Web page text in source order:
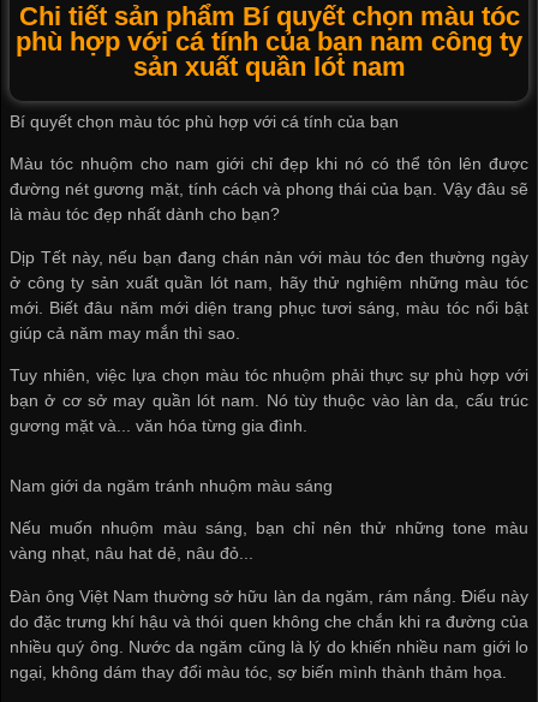
Chi tiết sản phẩm Bí quyết chọn màu tóc
phù hợp với cá tính của bạn nam công ty
sản xuất quần lót nam
Bí quyết chọn màu tóc phù hợp với cá tính của bạn
Màu tóc nhuộm cho nam giới chỉ đẹp khi nó có thể tôn lên được
đường nét gương mặt, tính cách và phong thái của bạn. Vậy đâu sẽ
là màu tóc đẹp nhất dành cho bạn?
Dịp Tết này, nếu bạn đang chán nản với màu tóc đen thường ngày
ở công ty sản xuất quần lót nam , hãy thử nghiệm những màu tóc
mới. Biết đâu năm mới diện trang phục tươi sáng, màu tóc nổi bật
giúp cả năm may mắn thì sao.
Tuy nhiên, việc lựa chọn màu tóc nhuộm phải thực sự phù hợp với
bạn ở cơ sở may quần lót nam . Nó tùy thuộc vào làn da, cấu trúc
gương mặt và... văn hóa từng gia đình.
Nam giới da ngăm tránh nhuộm màu sáng
Nếu muốn nhuộm màu sáng, bạn chỉ nên thử những tone màu
vàng nhạt, nâu hat dẻ, nâu đỏ...
Đàn ông Việt Nam thường sở hữu làn da ngăm, rám nắng. Điểu này
do đặc trưng khí hậu và thói quen không che chắn khi ra đường của
nhiều quý ông. Nước da ngăm cũng là lý do khiến nhiều nam giới lo
ngại, không dám thay đổi màu tóc, sợ biến mình thành thảm họa.